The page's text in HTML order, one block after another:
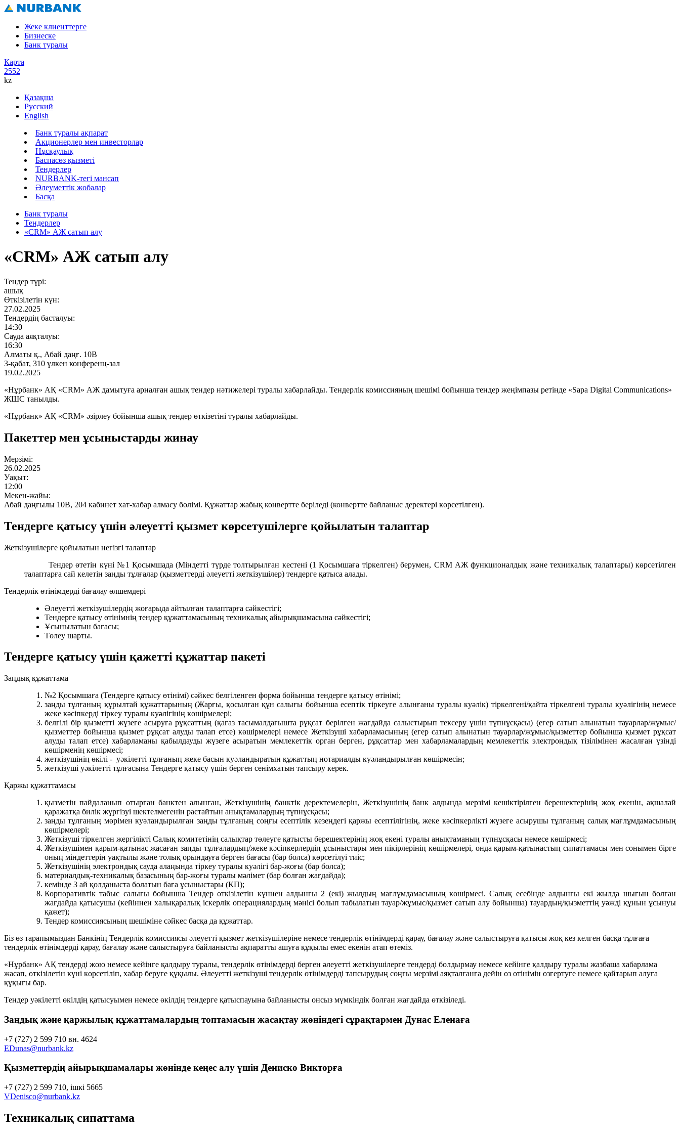
Жеке клиенттерге
Бизнеске
Банк туралы
Карта
2552
kz
Қазақша
Русский
English
Банк туралы ақпарат
Акционерлер мен инвесторлар
Нұсқаулық
Баспасөз қызметі
Тендерлер
NURBANK-тегі мансап
Әлеуметтік жобалар
Басқа
Банк туралы
Тендерлер
«CRM» АЖ сатып алу
«CRM» АЖ сатып алу
Тендер түрі:
ашық
Өткізілетін күн:
27.02.2025
Тендердің басталуы:
14:30
Сауда аяқталуы:
16:30
Алматы қ., Абай даңғ. 10В
3-қабат, 310 үлкен конференц-зал
19.02.2025
«Нұрбанк» АҚ «CRM» АЖ дамытуға арналған ашық тендер нәтижелері туралы хабарлайды. Тендерлік комиссияның шешімі бойынша тендер жеңімпазы ретінде «Sapa Digital Communications»
ЖШС танылды.
«Нұрбанк» АҚ «CRM» әзірлеу бойынша ашық тендер өткізетіні туралы хабарлайды.
Пакеттер мен ұсыныстарды жинау
Мерзімі:
26.02.2025
Уақыт:
12:00
Мекен-жайы:
Абай даңғылы 10В, 204 кабинет хат-хабар алмасу бөлімі. Құжаттар жабық конвертте беріледі (конвертте байланыс деректері көрсетілген).
Тендерге қатысу үшін әлеуетті қызмет көрсетушілерге қойылатын талаптар
Жеткізушілерге қойылатын негізгі талаптар
Тендер өтетін күні №1 Қосымшада (Міндетті түрде толтырылған кестені (1 Қосымшаға тіркелген) берумен, CRM АЖ функционалдық және техникалық талаптары) көрсетілген
талаптарға сай келетін заңды тұлғалар (қызметтерді әлеуетті жеткізушілер) тендерге қатыса алады.
Тендерлік өтінімдерді бағалау өлшемдері
Әлеуетті жеткізушілердің жоғарыда айтылған талаптарға сәйкестігі;
Тендерге қатысу өтінімнің тендер құжаттамасының техникалық айырықшамасына сәйкестігі;
Ұсынылатын бағасы;
Төлеу шарты.
Тендерге қатысу үшін қажетті құжаттар пакеті
Заңдық құжаттама
№2 Қосымшаға (Тендерге қатысу өтінімі) сәйкес белгіленген форма бойынша тендерге қатысу өтінімі;
заңды тұлғаның құрылтай құжаттарының (Жарғы, қосылған құн салығы бойынша есептік тіркеуге алынғаны туралы куәлік) тіркелгені/қайта тіркелгені туралы куәлігінің немесе
жеке кәсіпкерді тіркеу туралы куәлігінің көшірмелері;
белгілі бір қызметті жүзеге асыруға рұқсаттың (қағаз тасымалдағышта рұқсат берілген жағдайда салыстырып тексеру үшін түпнұсқасы) (егер сатып алынатын тауарлар/жұмыс/
қызметтер бойынша қызмет рұқсат алуды талап етсе) көшірмелері немесе Жеткізуші хабарламасының (егер сатып алынатын тауарлар/жұмыс/қызметтер бойынша қызмет рұқсат
алуды талап етсе) хабарламаны қабылдауды жүзеге асыратын мемлекеттік орган берген, рұқсаттар мен хабарламалардың мемлекеттік электрондық тізілімінен жасалған үзінді
көшірменің көшірмесі;
жеткізушінің өкілі - уәкілетті тұлғаның жеке басын куәландыратын құжаттың нотариалды куәландырылған көшірмесін;
жеткізуші уәкілетті тұлғасына Тендерге қатысу үшін берген сенімхатын тапсыру керек.
Қаржы құжаттамасы
қызметін пайдаланып отырған банктен алынған, Жеткізушінің банктік деректемелерін, Жеткізушінің банк алдында мерзімі кешіктірілген берешектерінің жоқ екенін, ақшалай
қаражатқа билік жүргізуі шектелмегенін растайтын анықтамалардың түпнұсқасы;
заңды тұлғаның мөрімен куәландырылған заңды тұлғаның соңғы есептілік кезеңдегі қаржы есептілігінің, жеке кәсіпкерлікті жүзеге асырушы тұлғаның салық мағлұмдамасының
көшірмелері;
Жеткізуші тіркелген жергілікті Салық комитетінің салықтар төлеуге қатысты берешектерінің жоқ екені туралы анықтаманың түпнұсқасы немесе көшірмесі;
Жеткізушімен қарым-қатынас жасаған заңды тұлғалардың/жеке кәсіпкерлердің ұсыныстары мен пікірлерінің көшірмелері, онда қарым-қатынастың сипаттамасы мен сонымен бірге
оның міндеттерін уақтылы және толық орындауға берген бағасы (бар болса) көрсетілуі тиіс;
Жеткізушінің электрондық сауда алаңында тіркеу туралы куәлігі бар-жоғы (бар болса);
материалдық-техникалық базасының бар-жоғы туралы мәлімет (бар болған жағдайда);
кемінде 3 ай қолданыста болатын баға ұсыныстары (КП);
Корпоративтік табыс салығы бойынша Тендер өткізілетін күннен алдынғы 2 (екі) жылдың мағлұмдамасының көшірмесі. Салық есебінде алдынғы екі жылда шығын болған
жағдайда қатысушы (кейіннен халықаралық іскерлік операциялардың мәнісі болып табылатын тауар/жұмыс/қызмет сатып алу бойынша) тауардың/қызметтің уәжді құнын ұсынуы
қажет);
Тендер комиссиясының шешіміне сәйкес басқа да құжаттар.
Біз өз тарапымыздан Банкінің Тендерлік комиссиясы әлеуетті қызмет жеткізушілеріне немесе тендерлік өтінімдерді қарау, бағалау және салыстыруға қатысы жоқ кез келген басқа тұлғаға
тендерлік өтінімдерді қарау, бағалау және салыстыруға байланысты ақпаратты ашуға құқылы емес екенін атап өтеміз.
«Нұрбанк» АҚ тендерді жою немесе кейінге қалдыру туралы, тендерлік өтінімдерді берген әлеуетті жеткізушілерге тендерді болдырмау немесе кейінге қалдыру туралы жазбаша хабарлама
жасап, өткізілетін күні көрсетіліп, хабар беруге құқылы. Әлеуетті жеткізуші тендерлік өтінімдерді тапсырудың соңғы мерзімі аяқталғанға дейін өз өтінімін өзгертуге немесе қайтарып алуға
құқығы бар.
Тендер уәкілетті өкілдің қатысуымен немесе өкілдің тендерге қатыспауына байланысты онсыз мүмкіндік болған жағдайда өткізіледі.
Заңдық және қаржылық құжаттамалардың топтамасын жасақтау жөніндегі сұрақтармен Дунас Еленаға
+7 (727) 2 599 710 вн. 4624
EDunas@nurbank.kz
Қызметтердің айырықшамалары жөнінде кеңес алу үшін Дениско Викторға
+7 (727) 2 599 710, ішкі 5665
VDenisco@nurbank.kz
Техникалық сипаттама